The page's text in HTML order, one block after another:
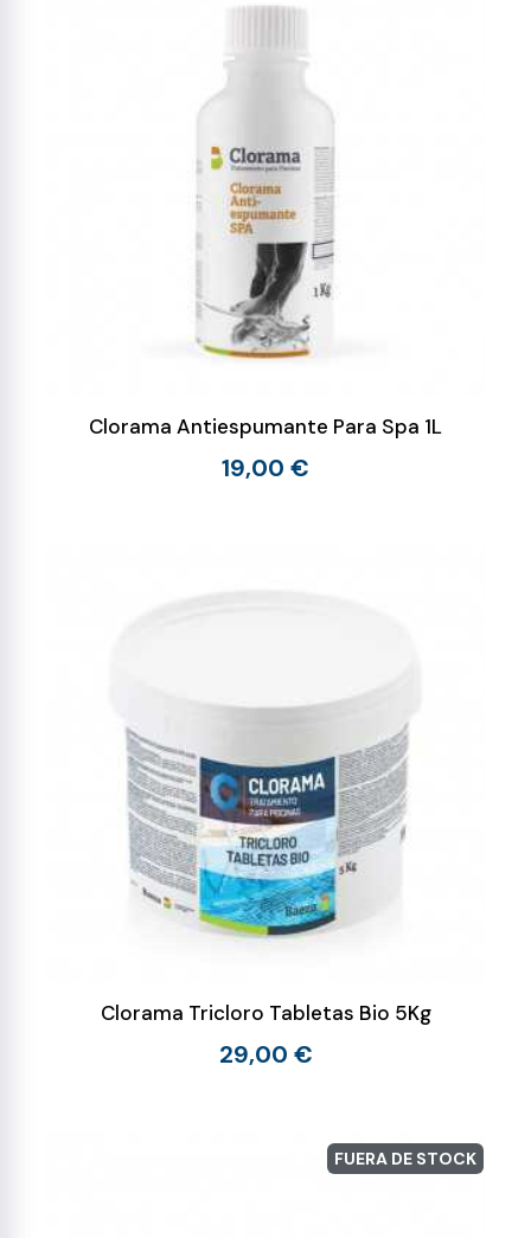
Clorama Antiespumante Para Spa 1L
19,00 €
Clorama Tricloro Tabletas Bio 5Kg
29,00 €
FUERA DE STOCK